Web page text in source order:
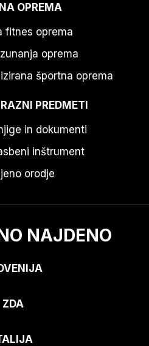
OPREMA
fitnes oprema
oprema
športna oprema
PREDMETI
in dokumenti
inštrument
orodje
NAJDENO
ZDA